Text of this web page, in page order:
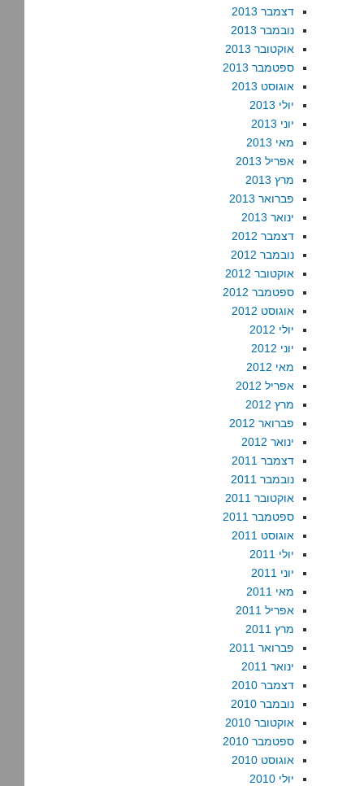
דצמבר 2013
נובמבר 2013
אוקטובר 2013
ספטמבר 2013
אוגוסט 2013
יולי 2013
יוני 2013
מאי 2013
אפריל 2013
מרץ 2013
פברואר 2013
ינואר 2013
דצמבר 2012
נובמבר 2012
אוקטובר 2012
ספטמבר 2012
אוגוסט 2012
יולי 2012
יוני 2012
מאי 2012
אפריל 2012
מרץ 2012
פברואר 2012
ינואר 2012
דצמבר 2011
נובמבר 2011
אוקטובר 2011
ספטמבר 2011
אוגוסט 2011
יולי 2011
יוני 2011
מאי 2011
אפריל 2011
מרץ 2011
פברואר 2011
ינואר 2011
דצמבר 2010
נובמבר 2010
אוקטובר 2010
ספטמבר 2010
אוגוסט 2010
יולי 2010